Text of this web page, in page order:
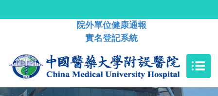
院外單位健康通報
實名登記系統